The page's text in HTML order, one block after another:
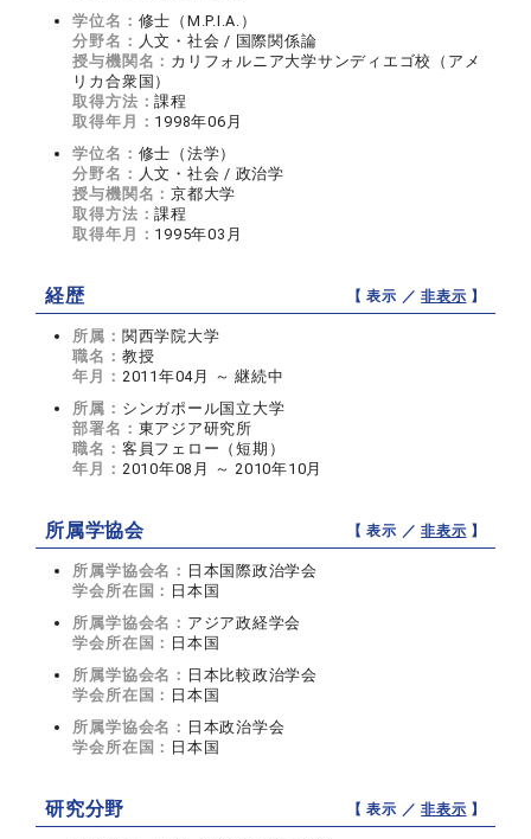
学位名： 修士（M.P.I.A.）
分野名： 人文・社会 / 国際関係論
授与機関名： カリフォルニア大学サンディエゴ校（アメ
リカ合衆国）
取得方法：課程
取得年月： 1998年06月
学位名： 修士（法学）
分野名： 人文・社会 / 政治学
授与機関名：京都大学
取得方法：課程
取得年月： 1995年03月
経歴 【 表示 ／非表示 】
所属： 関西学院大学
職名： 教授
年月： 2011年04月 ～ 継続中
所属： シンガポール国立大学
部署名： 東アジア研究所
職名： 客員フェロー（短期）
年月： 2010年08月 ～ 2010年10月
所属学協会 【 表示 ／非表示 】
所属学協会名： 日本国際政治学会
学会所在国： 日本国
所属学協会名： アジア政経学会
学会所在国： 日本国
所属学協会名： 日本比較政治学会
学会所在国： 日本国
所属学協会名： 日本政治学会
学会所在国： 日本国
研究分野 【 表示 ／非表示 】